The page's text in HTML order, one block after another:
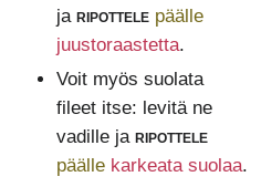
ja ripottele päälle
juustoraastetta.
Voit myös suolata
fileet itse: levitä ne
vadille ja ripottele
päälle karkeata suolaa.